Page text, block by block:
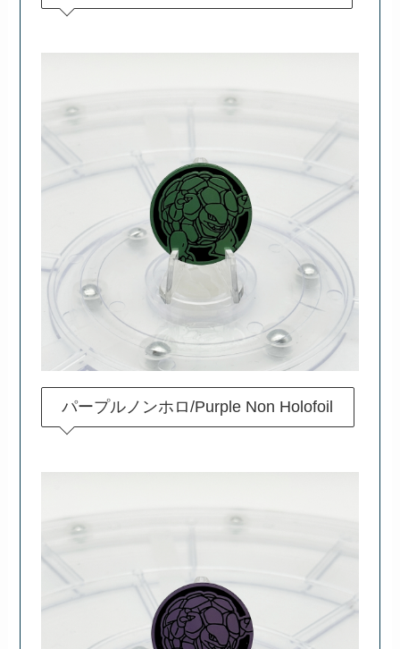
パープルノンホロ/Purple Non Holofoil